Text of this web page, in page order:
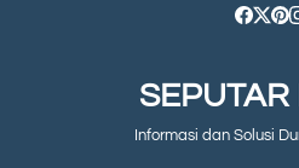
Informasi dan Solusi